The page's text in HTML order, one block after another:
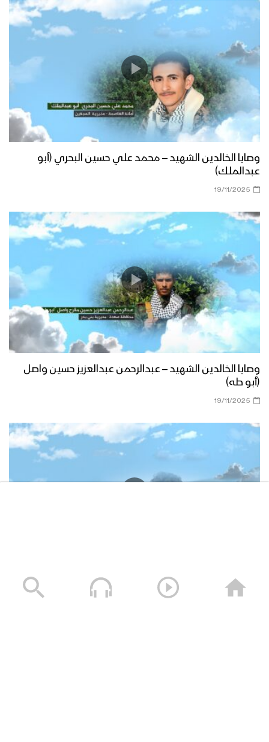
وصايا الخالدين الشهيد – محمد علي حسين البحري (أبو
عبدالملك)
19/11/2025
وصايا الخالدين الشهيد – عبدالرحمن عبدالعزيز حسين واصل
(أبو طه)
19/11/2025
وصايا الخالدين الشهيد – صالح عبدالله صالح جوين (أبو خليل)